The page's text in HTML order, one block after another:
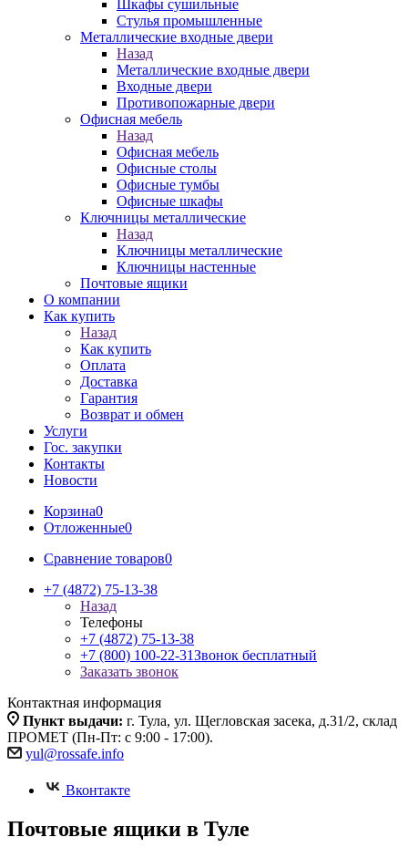
Шкафы сушильные
Стулья промышленные
Металлические входные двери
Назад
Металлические входные двери
Входные двери
Противопожарные двери
Офисная мебель
Назад
Офисная мебель
Офисные столы
Офисные тумбы
Офисные шкафы
Ключницы металлические
Назад
Ключницы металлические
Ключницы настенные
Почтовые ящики
О компании
Как купить
Назад
Как купить
Оплата
Доставка
Гарантия
Возврат и обмен
Услуги
Гос. закупки
Контакты
Новости
Корзина0
Отложенные0
Сравнение товаров0
+7 (4872) 75-13-38
Назад
Телефоны
+7 (4872) 75-13-38
+7 (800) 100-22-31Звонок бесплатный
Заказать звонок
Контактная информация
Пункт выдачи: г. Тула, ул. Щегловская засека, д.31/2, склад
ПРОМЕТ (Пн-Пт: с 9:00 - 17:00).
yul@rossafe.info
Вконтакте
Почтовые ящики в Туле